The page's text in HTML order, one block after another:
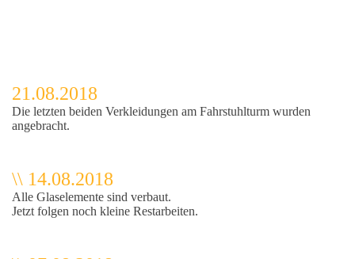
21.08.2018
Die letzten beiden Verkleidungen am Fahrstuhlturm wurden
angebracht.
\\ 14.08.2018
Alle Glaselemente sind verbaut.
Jetzt folgen noch kleine Restarbeiten.